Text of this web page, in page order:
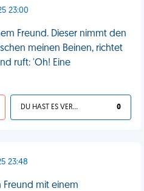
23:00
Freund. Dieser nimmt den
meinen Beinen, richtet
ruft: 'Oh! Eine
DU HAST ES VERDIENT 0
23:48
Freund mit einem